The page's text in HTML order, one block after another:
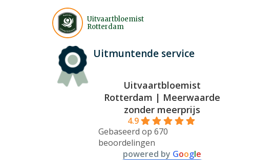
Uitvaartbloemist
Rotterdam
Inspiratie
Wij helpen u graag op weg bij
veelvoorkomende afwegingen.
Heeft u vragen?
Mailof bel/chat vanaf 07:30 tot 19:30
7 dagen per week.
Uitmuntende service
Uitvaartbloemist
Rotterdam | Meerwaarde
zonder meerprijs
4.9
Gebaseerd op 670
beoordelingen
powered by Google